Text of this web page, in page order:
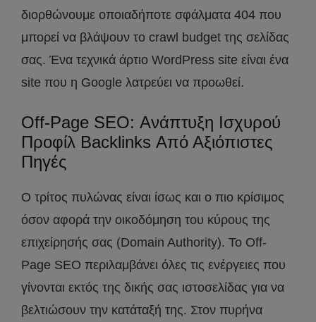
διορθώνουμε οποιαδήποτε σφάλματα 404 που
μπορεί να βλάψουν το crawl budget της σελίδας
σας. Ένα τεχνικά άρτιο WordPress site είναι ένα
site που η Google λατρεύει να προωθεί.
Off-Page SEO: Ανάπτυξη Ισχυρού
Προφίλ Backlinks Από Αξιόπιστες
Πηγές
Ο τρίτος πυλώνας είναι ίσως και ο πιο κρίσιμος
όσον αφορά την οικοδόμηση του κύρους της
επιχείρησής σας (Domain Authority). Το Off-
Page SEO περιλαμβάνει όλες τις ενέργειες που
γίνονται εκτός της δικής σας ιστοσελίδας για να
βελτιώσουν την κατάταξή της. Στον πυρήνα